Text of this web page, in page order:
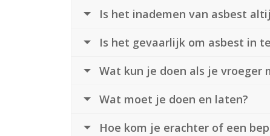
Is het inademen van asbest
Is het gevaarlijk om asbest in
Wat kun je doen als je vroeger
Wat moet je doen en laten?
Hoe kom je erachter of een